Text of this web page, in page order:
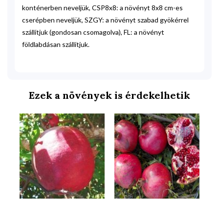
konténerben neveljük, CSP8x8: a növényt 8x8 cm-es
cserépben neveljük, SZGY: a növényt szabad gyökérrel
szállítjuk (gondosan csomagolva), FL: a növényt
földlabdásan szállítjuk.
Ezek a növények is érdekelhetik